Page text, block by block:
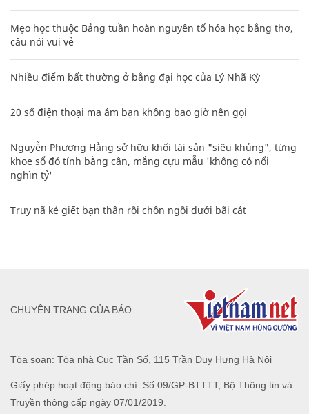
Mẹo học thuộc Bảng tuần hoàn nguyên tố hóa học bằng thơ,
câu nói vui vẻ
Nhiều điểm bất thường ở bằng đại học của Lý Nhã Kỳ
20 số điện thoại ma ám bạn không bao giờ nên gọi
Nguyễn Phương Hằng sở hữu khối tài sản "siêu khủng", từng
khoe sổ đỏ tính bằng cân, mắng cựu mẫu 'không có nổi
nghìn tỷ'
Truy nã kẻ giết bạn thân rồi chôn ngồi dưới bãi cát
Tòa soạn: Tòa nhà Cục Tần Số, 115 Trần Duy Hưng Hà Nội
Giấy phép hoạt động báo chí: Số 09/GP-BTTTT, Bộ Thông tin và
Truyền thông cấp ngày 07/01/2019.
CHUYÊN TRANG CỦA BÁO